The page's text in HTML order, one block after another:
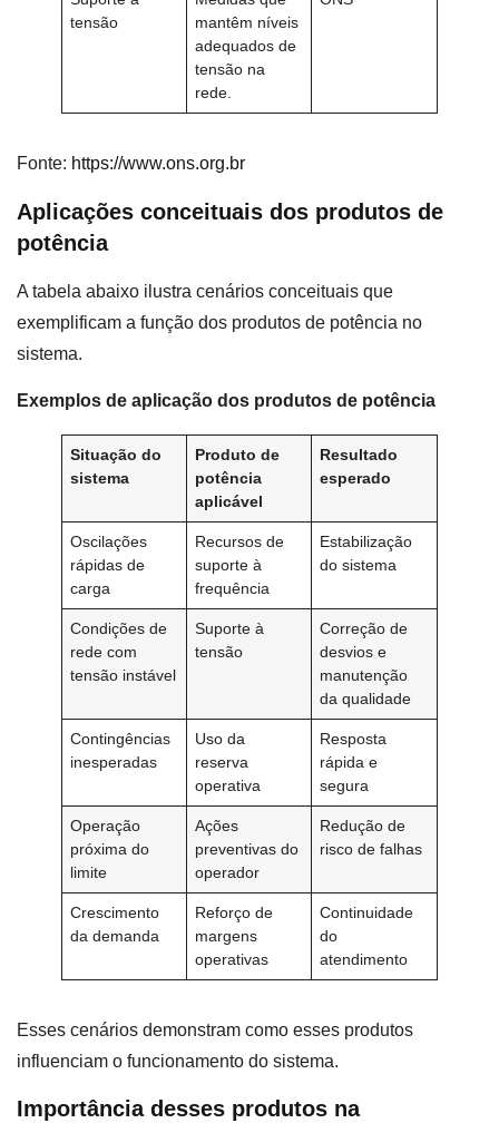
tensão
mantêm níveis
adequados de
tensão na
rede.
Fonte: https://www.ons.org.br
Aplicações conceituais dos produtos de
potência
A tabela abaixo ilustra cenários conceituais que
exemplificam a função dos produtos de potência no
sistema.
Exemplos de aplicação dos produtos de potência
Situação do
sistema
Produto de
potência
aplicável
Resultado
esperado
Oscilações
rápidas de
carga
Recursos de
suporte à
frequência
Estabilização
do sistema
Condições de
rede com
tensão instável
Suporte à
tensão
Correção de
desvios e
manutenção
da qualidade
Contingências
inesperadas
Uso da
reserva
operativa
Resposta
rápida e
segura
Operação
próxima do
limite
Ações
preventivas do
operador
Redução de
risco de falhas
Crescimento
da demanda
Reforço de
margens
operativas
Continuidade
do
atendimento
Esses cenários demonstram como esses produtos
influenciam o funcionamento do sistema.
Importância desses produtos na